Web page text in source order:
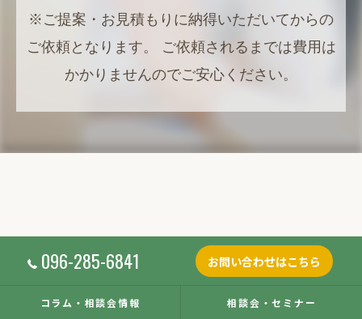
※ご提案・お見積もりに納得いただいてからの
ご依頼となります。 ご依頼されるまでは費用は
かかりませんのでご安心ください。
096-285-6841 お問い合わせはこちら
コラム・相談会情報 相談会・セミナー